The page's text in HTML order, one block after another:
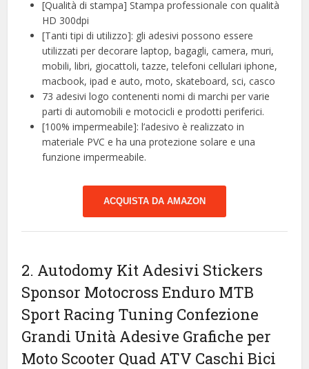
[Qualità di stampa] Stampa professionale con qualità
HD 300dpi
[Tanti tipi di utilizzo]: gli adesivi possono essere
utilizzati per decorare laptop, bagagli, camera, muri,
mobili, libri, giocattoli, tazze, telefoni cellulari iphone,
macbook, ipad e auto, moto, skateboard, sci, casco
73 adesivi logo contenenti nomi di marchi per varie
parti di automobili e motocicli e prodotti periferici.
[100% impermeabile]: l’adesivo è realizzato in
materiale PVC e ha una protezione solare e una
funzione impermeabile.
ACQUISTA DA AMAZON
2. Autodomy Kit Adesivi Stickers
Sponsor Motocross Enduro MTB
Sport Racing Tuning Confezione
Grandi Unità Adesive Grafiche per
Moto Scooter Quad ATV Caschi Bici